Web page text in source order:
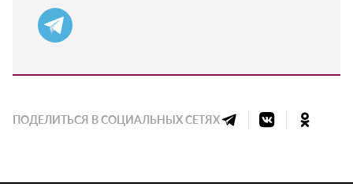
ПОДЕЛИТЬСЯ В СОЦИАЛЬНЫХ СЕТЯХ